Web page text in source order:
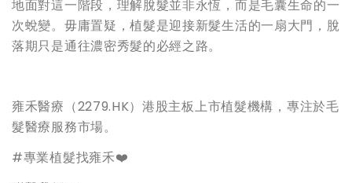
地面對這一階段，理解脫髮並非永恆，而是毛囊生命的一
次蛻變。毋庸置疑，植髮是迎接新髮生活的一扇大門，脫
落期只是通往濃密秀髮的必經之路。
雍禾醫療（2279.HK）港股主板上市植髮機構，專注於毛
髮醫療服務市場。
#專業植髮找雍禾❤️